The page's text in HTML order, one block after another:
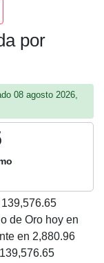
por
08 agosto 2026,
139,576.65
de Oro hoy en
en 2,880.96